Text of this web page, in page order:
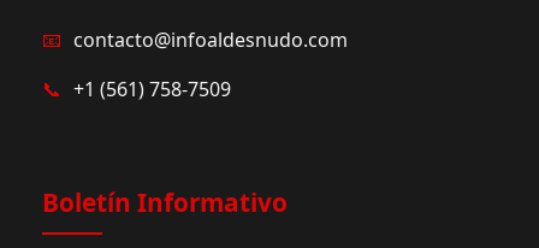
📧 contacto@infoaldesnudo.com
📞 +1 (561) 758-7509
Boletín Informativo